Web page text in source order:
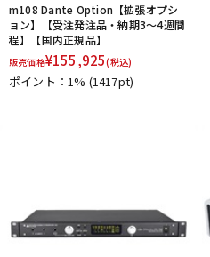
m108 Dante Option【拡張オプシ
ョン】【受注発注品・納期3～4週間
程】【国内正規品】
販売価格¥155,925(税込)
ポイント：1% (1417pt)